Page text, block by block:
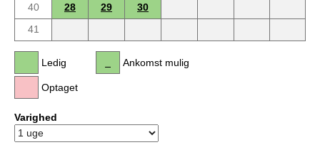
40
28 29
30
41
Ledig
Optaget
Ankomst mulig
Varighed